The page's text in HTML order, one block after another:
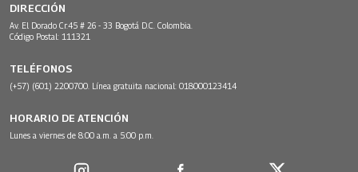
DIRECCIÓN
Av. El Dorado Cr.45 # 26 - 33 Bogotá D.C. Colombia.
Código Postal: 111321
TELÉFONOS
(+57) (601) 2200700. Línea gratuita nacional: 018000123414
HORARIO DE ATENCIÓN
Lunes a viernes de 8:00 a.m. a 5:00 p.m.